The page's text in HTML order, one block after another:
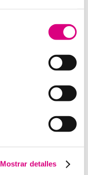
Mostrar detalles
de un equipo de
y Seguridad,
de un trabajo
o a
system.com
para publicar un